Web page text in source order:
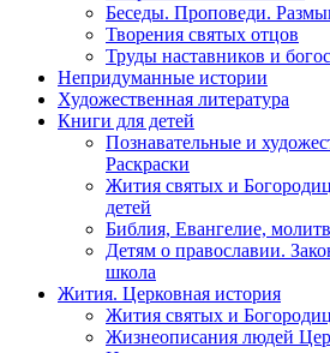
Беседы. Проповеди.
Творения святых отцов
Труды наставников и
Непридуманные истории
Художественная литература
Книги для детей
Познавательные и
Раскраски
Жития святых и
детей
Библия, Евангелие,
Детям о православии.
школа
Жития. Церковная история
Жития святых и
Жизнеописания людей